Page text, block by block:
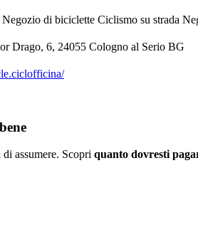
Negozio di biciclette Ciclismo su strada
Drago, 6, 24055 Cologno al Serio BG
assumere. Scopri quanto dovresti